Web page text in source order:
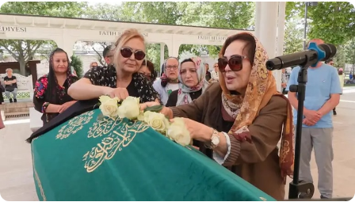
Yeşilçam'ın "Panter Emel" lakabıyla tanınan
oyuncusu Emel Yıldız son yolculuğuna
uğurlandı. Fatih Camii'ndeki cenaze töreninde
konuşan yakınları, Yıldız'ın son dönemde kitap
satarak sokak hayvanlarının mama masraflarını
karşılamaya çalıştığını anlattı.